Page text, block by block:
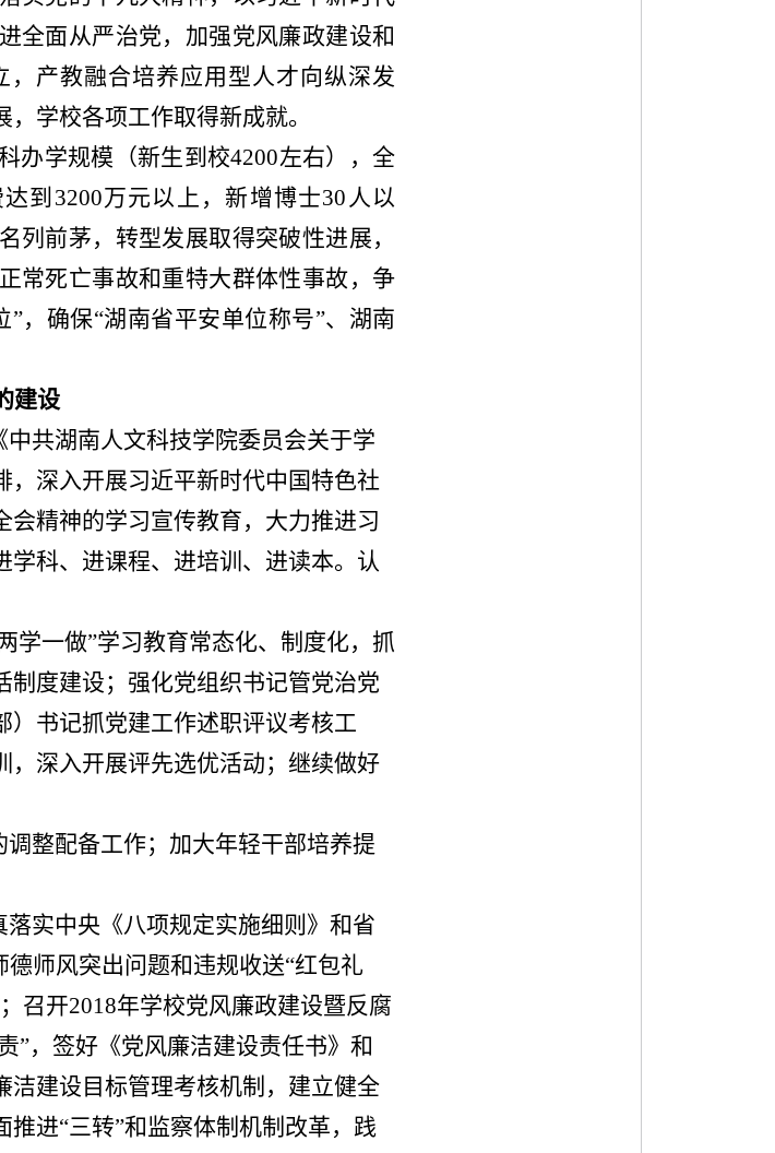
全面从严治党，加强党风廉政建设和
产教融合培养应用型人才向纵深发
学校各项工作取得新成就。
办学规模（新生到校4200左右），全
到 3200万元以上，新增博士30 人以
列前茅，转型发展取得突破性进展，
常死亡事故和重特大群体性事故，争
”，确保“湖南省平安单位称号”、湖南
建设
中共湖南人文科技学院委员会关于学
，深入开展习近平新时代中国特色社
精神的学习宣传教育， 大力推进习
科、进课程、进培训、进读本。认
学一做”学习教育常态化、制度化，抓
度建设；强化党组织书记管党治党
）书记抓党建工作述职评议考核工
，深入开展评先选优活动；继续做好
整配备工作；加大年轻干部培养提
落实中央《八项规定实施细则》和省
师风突出问题和违规收送“红包礼
召开2018年学校党风廉政建设暨反腐
”，签好《党风廉洁建设责任书》和
洁建设目标管理考核机制，建立健全
推进“三转”和监察体制机制改革，践